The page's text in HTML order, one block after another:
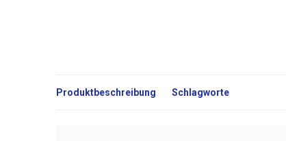
Produktbeschreibung Schlagworte